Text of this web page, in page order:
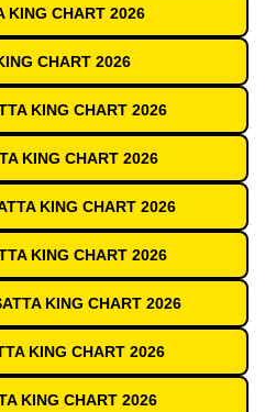
KING CHART 2026
CHART 2026
KING CHART 2026
KING CHART 2026
KING CHART 2026
KING CHART 2026
KING CHART 2026
KING CHART 2026
KING CHART 2026